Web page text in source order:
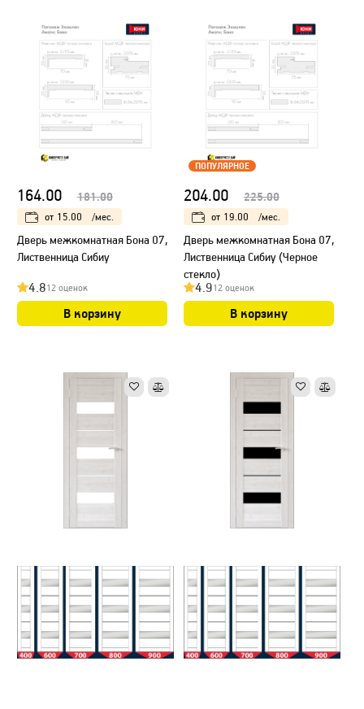
164.00 181.00
от 15.00 /мес.
Дверь межкомнатная Бона 07,
Лиственница Сибиу
4.812 оценок
В корзину
ПОПУЛЯРНОЕ
204.00 225.00
от 19.00 /мес.
Дверь межкомнатная Бона 07,
Лиственница Сибиу (Черное
стекло)
4.912 оценок
В корзину